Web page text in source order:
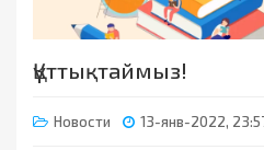
Құттықтаймыз!
Новости 13-янв-2022,